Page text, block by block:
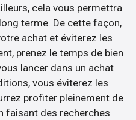
cela vous permettra
terme. De cette façon,
achat et éviterez les
prenez le temps de bien
lancer dans un achat
vous éviterez les
profiter pleinement de
faisant des recherches